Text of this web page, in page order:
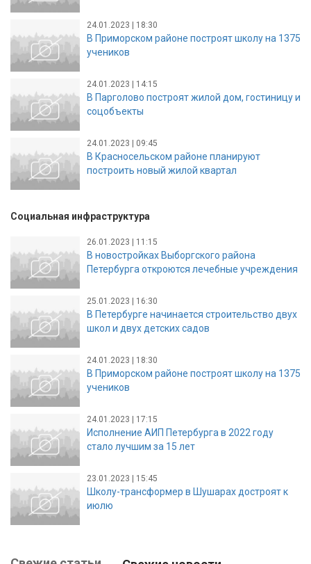
24.01.2023 | 18:30
В Приморском районе построят школу на 1375
учеников
24.01.2023 | 14:15
В Парголово построят жилой дом, гостиницу и
соцобъекты
24.01.2023 | 09:45
В Красносельском районе планируют
построить новый жилой квартал
Социальная инфраструктура
26.01.2023 | 11:15
В новостройках Выборгского района
Петербурга откроются лечебные учреждения
25.01.2023 | 16:30
В Петербурге начинается строительство двух
школ и двух детских садов
24.01.2023 | 18:30
В Приморском районе построят школу на 1375
учеников
24.01.2023 | 17:15
Исполнение АИП Петербурга в 2022 году
стало лучшим за 15 лет
23.01.2023 | 15:45
Школу-трансформер в Шушарах достроят к
июлю